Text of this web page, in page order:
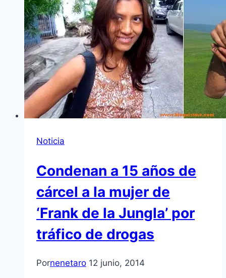
Noticia
Condenan a 15 años de
cárcel a la mujer de
‘Frank de la Jungla’ por
tráfico de drogas
Pornenetaro 12 junio, 2014